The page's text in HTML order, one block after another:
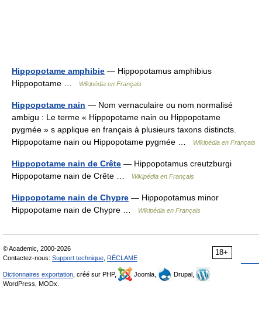
Hippopotame amphibie — Hippopotamus amphibius
Hippopotame …
Wikipédia en Français
Hippopotame nain — Nom vernaculaire ou nom normalisé
ambigu : Le terme « Hippopotame nain ou Hippopotame
pygmée » s applique en français à plusieurs taxons distincts.
Hippopotame nain ou Hippopotame pygmée …
Wikipédia en Français
Hippopotame nain de Crête — Hippopotamus creutzburgi
Hippopotame nain de Crête …
Wikipédia en Français
Hippopotame nain de Chypre — Hippopotamus minor
Hippopotame nain de Chypre …
Wikipédia en Français
18+
© Academic, 2000-2026
Contactez-nous: Support technique, RÉCLAME
Dictionnaires exportation, créé sur PHP, Joomla,
Drupal,
WordPress, MODx.